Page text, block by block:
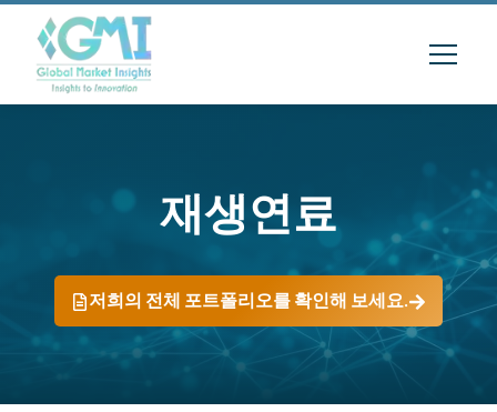
재생연료
저희의 전체 포트폴리오를 확인해 보세요.